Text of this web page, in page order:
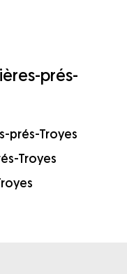
prés-
prés-Troyes
Troyes